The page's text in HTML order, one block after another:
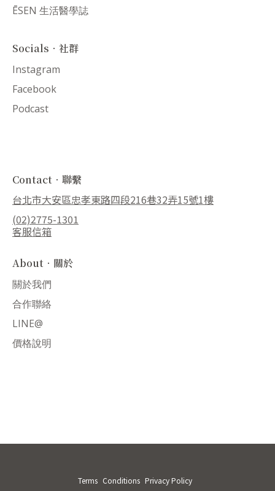
ĒSEN 生活醫學誌
Socials．社群
Instagram
Facebook
Podcast
Contact．聯繫
台北市大安區忠孝東路四段216巷32弄15號1樓
(02)2775-1301
客服信箱
About．關於
關於我們
合作聯絡
LINE@
價格說明
Terms Conditions Privacy Policy